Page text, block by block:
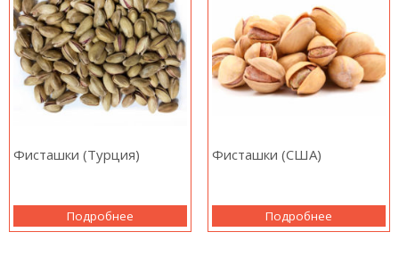
Фисташки (Турция)
Подробнее
Фисташки (США)
Подробнее